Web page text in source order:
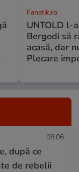
Fanatik.ro
UNTOLD l-
Bergodi să
acasă, dar
Plecare
08:06
după ce
de rebelii